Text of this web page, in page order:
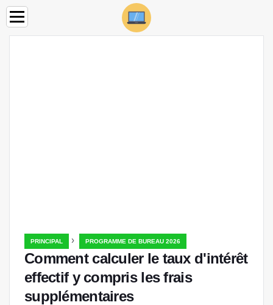
PRINCIPAL › PROGRAMME DE BUREAU 2026
Comment calculer le taux d'intérêt
effectif y compris les frais
supplémentaires